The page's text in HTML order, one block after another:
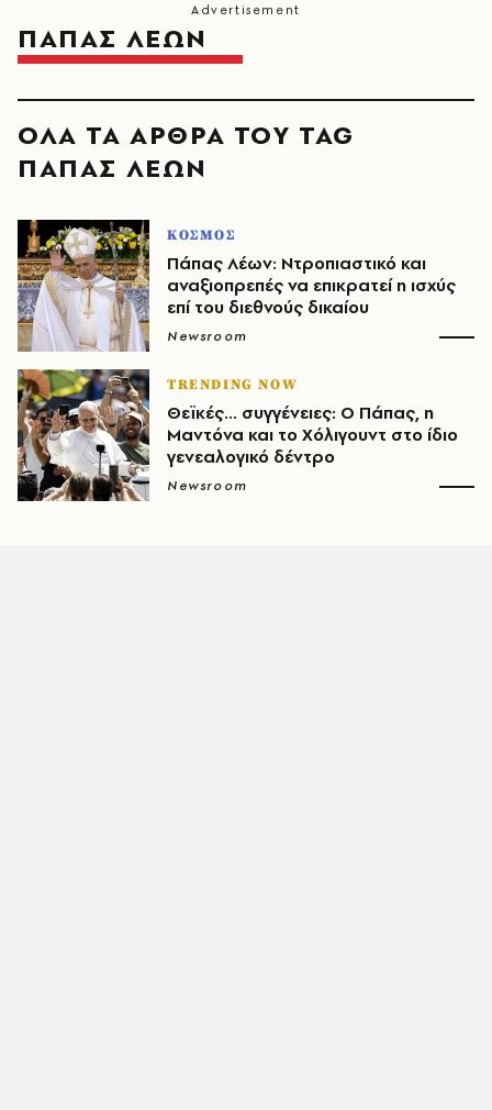
ΠΑΠΑΣ ΛΕΩΝ
ΟΛΑ ΤΑ ΑΡΘΡΑ ΤΟΥ TAG
ΠΑΠΑΣ ΛΕΩΝ
ΚΟΣΜΟΣ
Πάπας Λέων: Ντροπιαστικό και
αναξιοπρεπές να επικρατεί η ισχύς
επί του διεθνούς δικαίου
Newsroom
TRENDING NOW
Θεϊκές... συγγένειες: Ο Πάπας, η
Μαντόνα και το Χόλιγουντ στο ίδιο
γενεαλογικό δέντρο
Newsroom